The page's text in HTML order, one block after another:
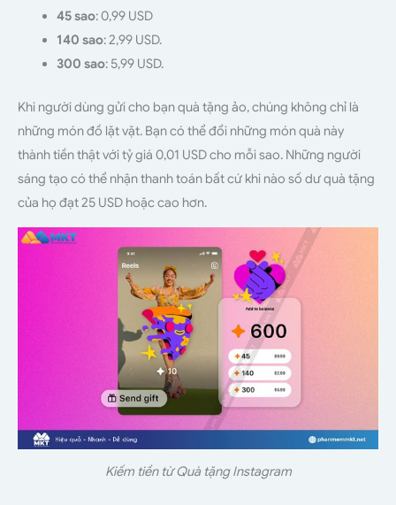
45 sao: 0,99 USD
140 sao: 2,99 USD.
300 sao: 5,99 USD.
Khi người dùng gửi cho bạn quà tặng ảo, chúng không chỉ là
những món đồ lặt vặt. Bạn có thể đổi những món quà này
thành tiền thật với tỷ giá 0,01 USD cho mỗi sao. Những người
sáng tạo có thể nhận thanh toán bất cứ khi nào số dư quà tặng
của họ đạt 25 USD hoặc cao hơn.
Kiếm tiền từ Quà tặng Instagram